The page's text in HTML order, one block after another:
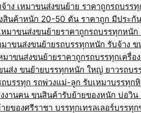
าง เหมาขนส่งขนย้าย ราคาถูกรถบรร
สินค้าหนัก 20-50 ตัน ราคาถูก มีประกัน
หมาขนส่งขนย้ายราคาถูกรถบรรทุกหนัก
าขนส่งขนย้ายรถบรรทุกหนัก รับจ้าง
าขนส่งขนย้ายราคาถูกรถบรรทุกเครื่อ
นส่ง ขนย้ายบรรทุกหนัก ใหญ่ ยาวรถบร
บรรทุก รถพ่วงแม่-ลูก รับเหมาบรรทุก
งานคน ขนสินค้ารับย้ายของหนัก บ่อวิน
ยของศรีราชา บรรทุกเทรลเลอร์บรรทุ